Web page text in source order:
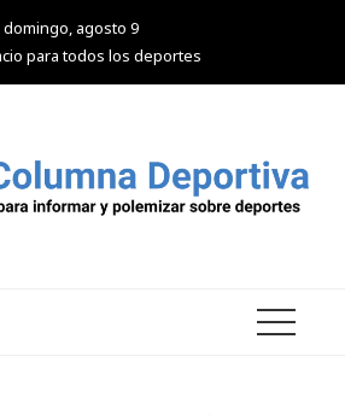
domingo, agosto 9
para todos los deportes